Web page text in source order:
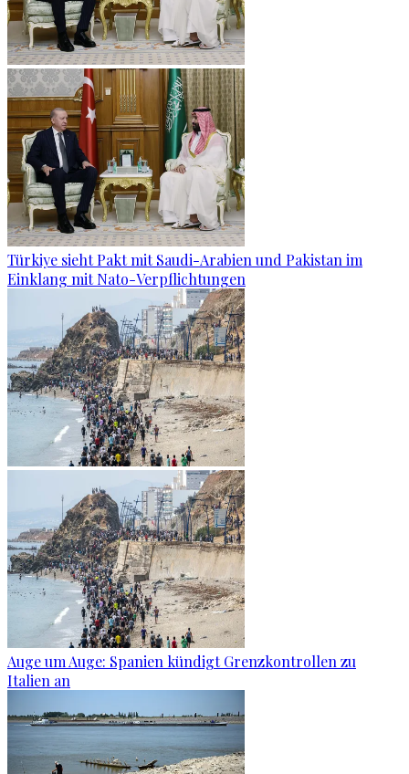
Türkiye sieht Pakt mit Saudi-Arabien und Pakistan im
Einklang mit Nato-Verpflichtungen
Auge um Auge: Spanien kündigt Grenzkontrollen zu
Italien an